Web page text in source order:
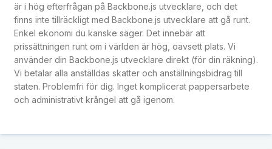
är i hög efterfrågan på Backbone.js utvecklare, och det
finns inte tillräckligt med Backbone.js utvecklare att gå runt.
Enkel ekonomi du kanske säger. Det innebär att
prissättningen runt om i världen är hög, oavsett plats. Vi
använder din Backbone.js utvecklare direkt (för din räkning).
Vi betalar alla anställdas skatter och anställningsbidrag till
staten. Problemfri för dig. Inget komplicerat pappersarbete
och administrativt krångel att gå igenom.